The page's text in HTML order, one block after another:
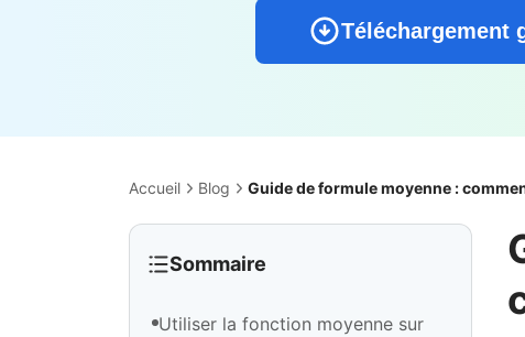
Téléchargement
Accueil Blog Guide de formule moyenne :
Sommaire
Utiliser la fonction moyenne sur